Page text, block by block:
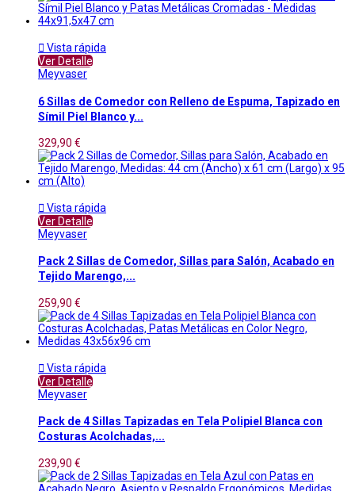
 Vista rápida
Ver Detalle
Meyvaser
6 Sillas de Comedor con Relleno de Espuma, Tapizado en
Símil Piel Blanco y...
329,90 €
 Vista rápida
Ver Detalle
Meyvaser
Pack 2 Sillas de Comedor, Sillas para Salón, Acabado en
Tejido Marengo,...
259,90 €
 Vista rápida
Ver Detalle
Meyvaser
Pack de 4 Sillas Tapizadas en Tela Polipiel Blanca con
Costuras Acolchadas,...
239,90 €